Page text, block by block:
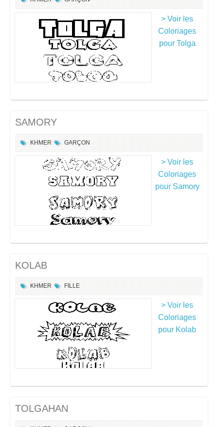
> Voir les
Coloriages
pour Tolga
SAMORY
KHMER GARÇON
> Voir les
Coloriages
pour Samory
KOLAB
KHMER FILLE
> Voir les
Coloriages
pour Kolab
TOLGAHAN